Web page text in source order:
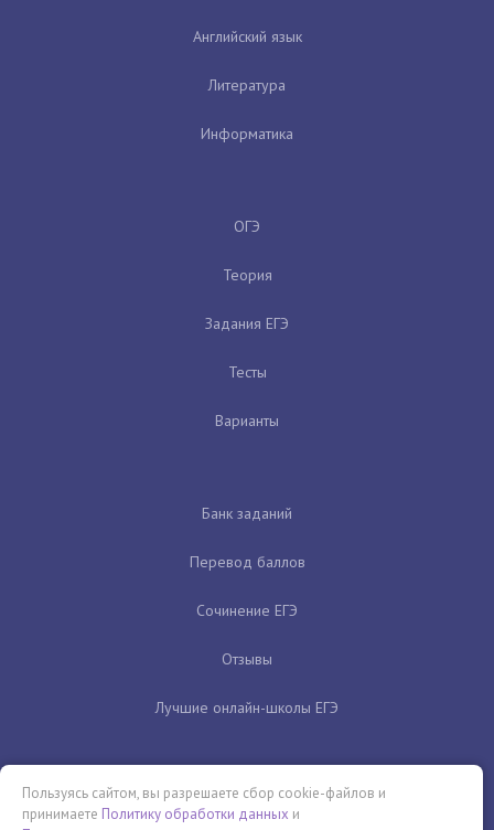
Английский язык
Литература
Информатика
ОГЭ
Теория
Задания ЕГЭ
Тесты
Варианты
Банк заданий
Перевод баллов
Сочинение ЕГЭ
Отзывы
Лучшие онлайн-школы ЕГЭ
Пользуясь сайтом, вы разрешаете сбор cookie-файлов и
принимаете Политику обработки данных и